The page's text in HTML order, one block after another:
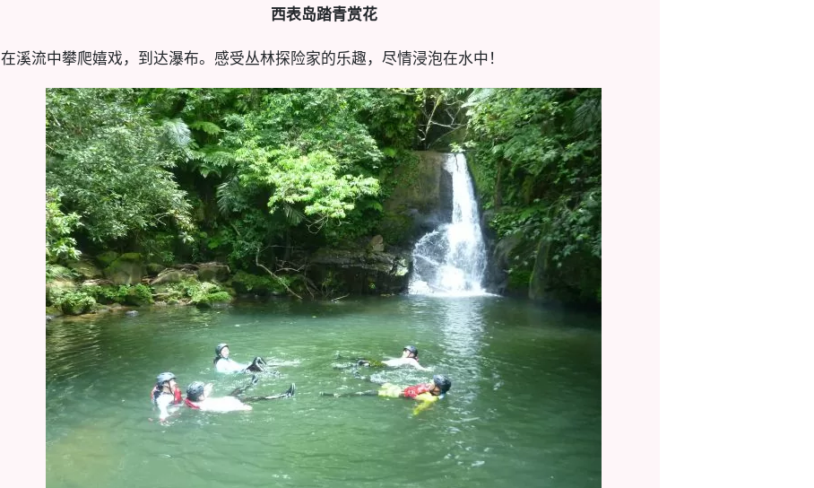
西表岛踏青赏花
在溪流中攀爬嬉戏，到达瀑布。感受丛林探险家的乐趣，尽情浸泡在水中！